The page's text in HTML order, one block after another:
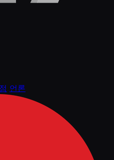
언론